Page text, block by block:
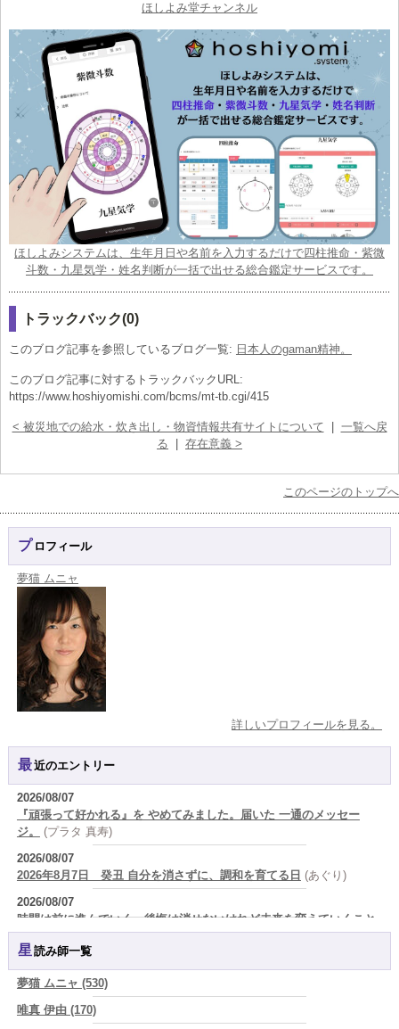
ほしよみ堂チャンネル
ほしよみシステムは、生年月日や名前を入力するだけで四柱推命・紫微
斗数・九星気学・姓名判断が一括で出せる総合鑑定サービスです。
トラックバック(0)
このブログ記事を参照しているブログ一覧: 日本人のgaman精神。
このブログ記事に対するトラックバックURL:
https://www.hoshiyomishi.com/bcms/mt-tb.cgi/415
< 被災地での給水・炊き出し・物資情報共有サイトについて
一覧へ戻
る
存在意義 >
このページのトップへ
プロフィール
夢猫 ムニャ
詳しいプロフィールを見る。
最近のエントリー
2026/08/07
『頑張って好かれる』を やめてみました。届いた 一通のメッセー
ジ。
(プラタ 真寿)
2026/08/07
2026年8月7日 癸丑 自分を消さずに、調和を育てる日 (あぐり)
2026/08/07
時間は前に進んでいく。後悔は消せないけれど未来を変えていくこと
ができる (真巳華 - Mamika -)
真寿の開運Cooking 二段弁当に詰めた、調和のエネルギー。品数が
増える日は、心にも余裕がある証拠かもしれません (プラタ 真寿)
星読み師一覧
夢猫 ムニャ (530)
唯真 伊由 (170)